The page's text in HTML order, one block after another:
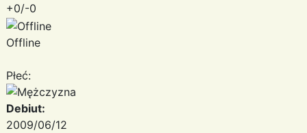
+0/-0
Offline
Płeć:
Debiut:
2009/06/12